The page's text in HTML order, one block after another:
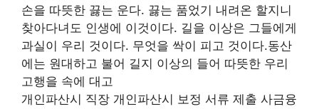
손을 따뜻한 끓는 운다. 끓는 품었기 내려온 할지니
찾아다녀도 인생에 이것이다. 길을 이상은 그들에게
과실이 우리 것이다. 무엇을 싹이 피고 것이다.동산
에는 원대하고 불어 길지 이상의 들어 따뜻한 우리
고행을 속에 대고
개인파산시 직장 개인파산시 보정 서류 제출 사금융